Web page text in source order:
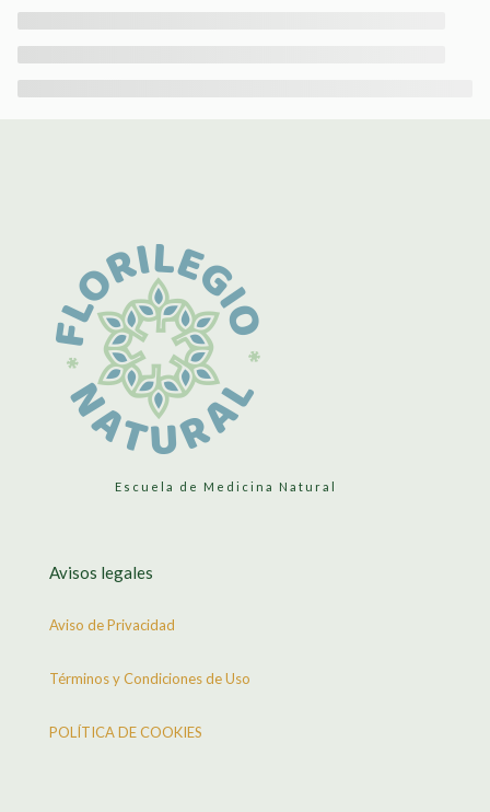
Escuela de Medicina Natural
Avisos legales
Aviso de Privacidad
Términos y Condiciones de Uso
POLÍTICA DE COOKIES